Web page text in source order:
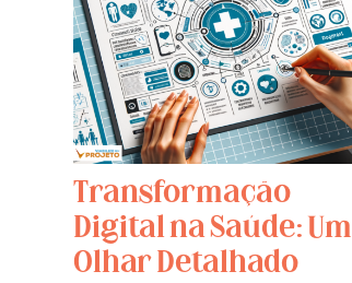
Transformação
Digital na Saúde: Um
Olhar Detalhado